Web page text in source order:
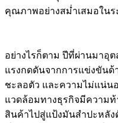
คุณภาพอย่างสม่ำเสมอในร
อย่างไรก็ตาม ปีที่ผ่านมาอุ
แรงกดดันจากการแข่งขัน
ชะลอตัว และความไม่แน่น
แวดล้อมทางธุรกิจมีความ
สินค้าไปสู่แป้งมันสำปะหลั